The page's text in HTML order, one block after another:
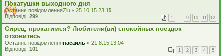
Покатушки выходного дня
Останнє повідомленняZlu « 25.10.15 23:15
Відповіді: 299 1 … 9 10 11 12
Сирец, прокатимся? Любители(ци) спокойных поездок
отзовитесь
Останнє повідомленнянасаиль « 21.8.15 13:04
Відповіді: 101 1 2 3 4 5